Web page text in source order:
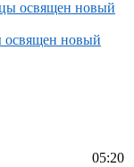
освящен новый
05:20